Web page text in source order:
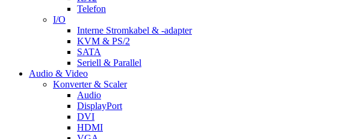
Telefon
I/O
Interne Stromkabel & -adapter
KVM & PS/2
SATA
Seriell & Parallel
Audio & Video
Konverter & Scaler
Audio
DisplayPort
DVI
HDMI